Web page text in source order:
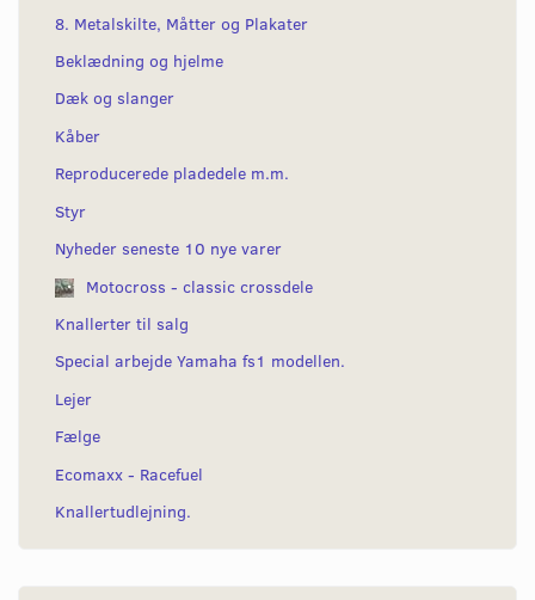
8. Metalskilte, Måtter og Plakater
Beklædning og hjelme
Dæk og slanger
Kåber
Reproducerede pladedele m.m.
Styr
Nyheder seneste 10 nye varer
Motocross - classic crossdele
Knallerter til salg
Special arbejde Yamaha fs1 modellen.
Lejer
Fælge
Ecomaxx - Racefuel
Knallertudlejning.